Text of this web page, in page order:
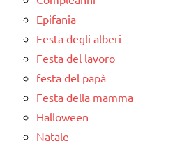
Epifania
Festa degli alberi
Festa del lavoro
festa del papà
Festa della mamma
Halloween
Natale